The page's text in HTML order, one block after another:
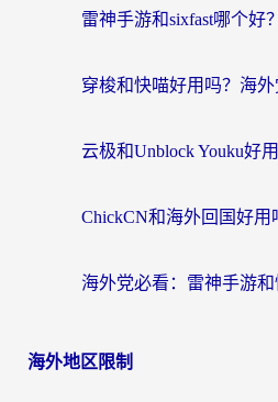
海外地区限制